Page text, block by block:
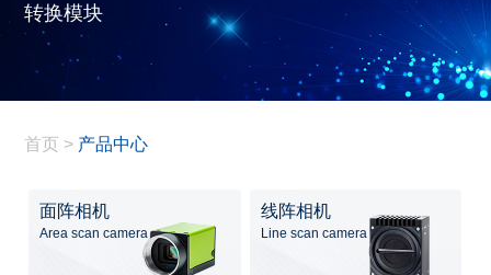
转换模块
首页 > 产品中心
面阵相机
Area scan camera
线阵相机
Line scan camera